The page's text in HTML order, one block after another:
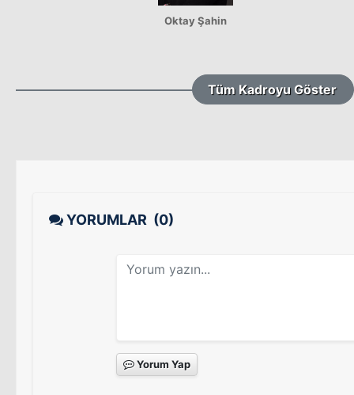
Oktay Şahin
Tüm Kadroyu Göster
YORUMLAR (0)
Yorum Yap